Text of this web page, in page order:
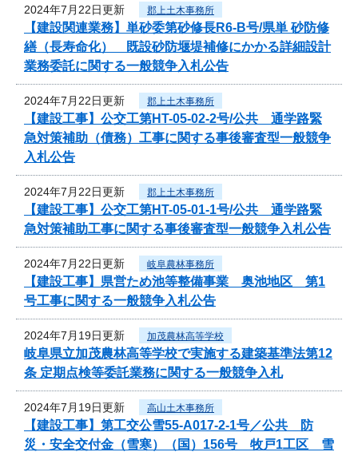
2024年7月22日更新 郡上土木事務所
【建設関連業務】単砂委第砂修長R6-B号/県単 砂防修
繕（長寿命化） 既設砂防堰堤補修にかかる詳細設計
業務委託に関する一般競争入札公告
2024年7月22日更新 郡上土木事務所
【建設工事】公交工第HT-05-02-2号/公共 通学路緊
急対策補助（債務）工事に関する事後審査型一般競争
入札公告
2024年7月22日更新 郡上土木事務所
【建設工事】公交工第HT-05-01-1号/公共 通学路緊
急対策補助工事に関する事後審査型一般競争入札公告
2024年7月22日更新 岐阜農林事務所
【建設工事】県営ため池等整備事業 奥池地区 第1
号工事に関する一般競争入札公告
2024年7月19日更新 加茂農林高等学校
岐阜県立加茂農林高等学校で実施する建築基準法第12
条 定期点検等委託業務に関する一般競争入札
2024年7月19日更新 高山土木事務所
【建設工事】第工交公雪55-A017-2-1号／公共 防
災・安全交付金（雪寒）（国）156号 牧戸1工区 雪